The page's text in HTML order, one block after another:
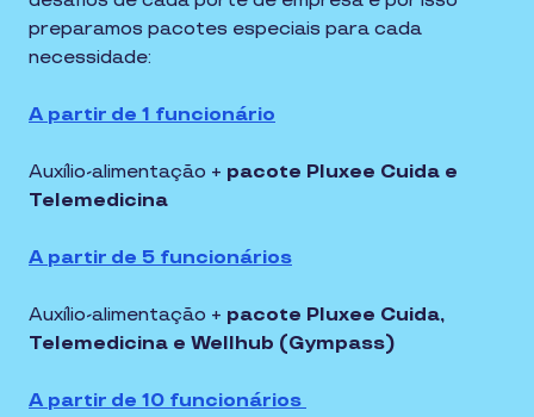
preparamos pacotes especiais para cada
necessidade:
A partir de 1 funcionário
Auxílio-alimentação + pacote Pluxee Cuida e
Telemedicina
A partir de 5 funcionários
Auxílio-alimentação + pacote Pluxee Cuida,
Telemedicina e Wellhub (Gympass)
A partir de 10 funcionários